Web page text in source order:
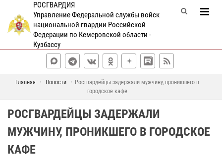
РОСГВАРДИЯ
Управление Федеральной службы войск
национальной гвардии Российской
Федерации по Кемеровской области -
Кузбассу
Главная Новости
Росгвардейцы задержали мужчину, проникшего в
городское кафе
РОСГВАРДЕЙЦЫ ЗАДЕРЖАЛИ
МУЖЧИНУ, ПРОНИКШЕГО В ГОРОДСКОЕ
КАФЕ